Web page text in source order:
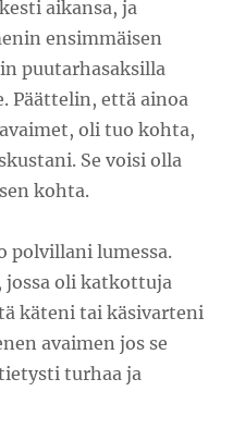
aikansa, ja
ensimmäisen
puutarhasaksilla
Päättelin, että ainoa
oli tuo kohta,
Se voisi olla
kohta.
polvillani lumessa.
jossa oli katkottuja
käteni tai käsivarteni
avaimen jos se
turhaa ja